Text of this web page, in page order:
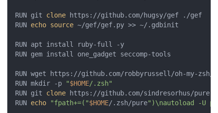
RUN git clone https://github.com/hugsy/gef ./gef
RUN echo source ~/gef/gef.py >> ~/.gdbinit
RUN apt install ruby-full -y
RUN gem install one_gadget seccomp-tools
RUN wget https://github.com/robbyrussell/oh-my-
RUN mkdir -p
"$HOME/.zsh"
RUN git clone https://github.com/sindresorhus/
RUN echo "fpath+=("$HOME/.zsh/pure")\nautoload -U